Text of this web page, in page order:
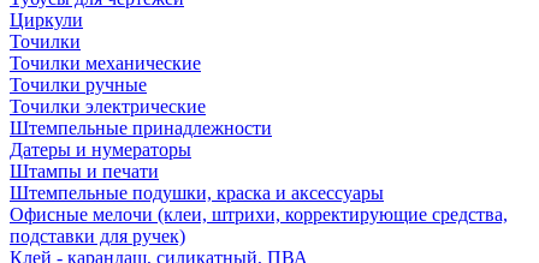
Циркули
Точилки
Точилки механические
Точилки ручные
Точилки электрические
Штемпельные принадлежности
Датеры и нумераторы
Штампы и печати
Штемпельные подушки, краска и аксессуары
Офисные мелочи (клеи, штрихи, корректирующие средства,
подставки для ручек)
Клей - карандаш, силикатный, ПВА